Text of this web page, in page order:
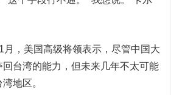
月，美国高级将领表示，尽管中国大
台湾的能力，但未来几年不太可能
地区。